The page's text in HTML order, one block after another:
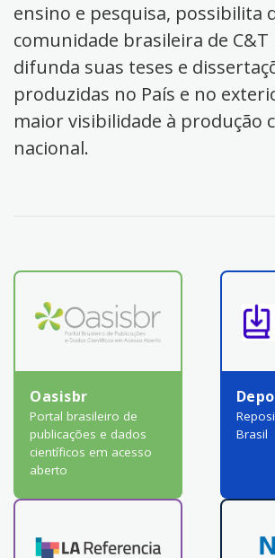
ensino e pesquisa, possibilita
comunidade brasileira de
difunda suas teses e
produzidas no País e no
maior visibilidade à produção
nacional.
Oasisbr
Portal brasileiro de
publicações e dados
científicos em acesso
aberto
Brasil